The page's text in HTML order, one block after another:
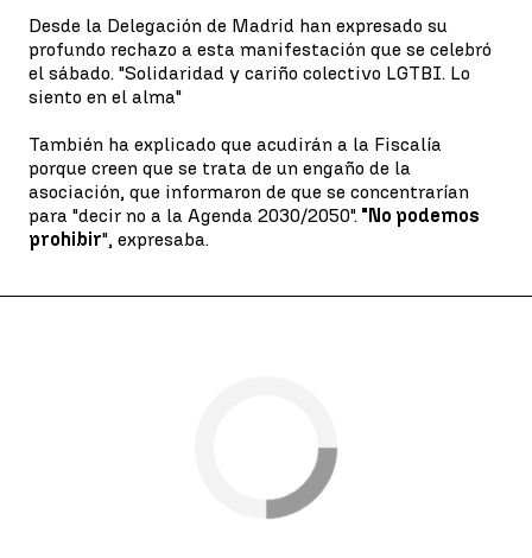
Desde la Delegación de Madrid han expresado su
profundo rechazo a esta manifestación que se celebró
el sábado. "Solidaridad y cariño colectivo LGTBI. Lo
siento en el alma"
También ha explicado que acudirán a la Fiscalía
porque creen que se trata de un engaño de la
asociación, que informaron de que se concentrarían
para "decir no a la Agenda 2030/2050". "No podemos
prohibir", expresaba.